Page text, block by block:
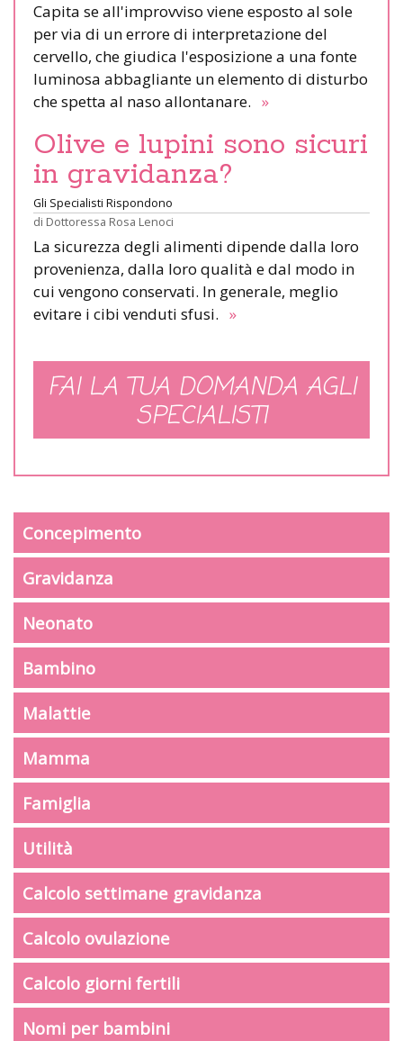
Capita se all'improvviso viene esposto al sole
per via di un errore di interpretazione del
cervello, che giudica l'esposizione a una fonte
luminosa abbagliante un elemento di disturbo
che spetta al naso allontanare. »
Olive e lupini sono sicuri
in gravidanza?
Gli Specialisti Rispondono
di Dottoressa Rosa Lenoci
La sicurezza degli alimenti dipende dalla loro
provenienza, dalla loro qualità e dal modo in
cui vengono conservati. In generale, meglio
evitare i cibi venduti sfusi. »
FAI LA TUA DOMANDA AGLI
SPECIALISTI
Concepimento
Gravidanza
Neonato
Bambino
Malattie
Mamma
Famiglia
Utilità
Calcolo settimane gravidanza
Calcolo ovulazione
Calcolo giorni fertili
Nomi per bambini